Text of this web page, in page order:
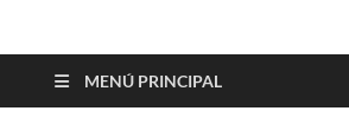
Cine maldito
MENÚ PRINCIPAL